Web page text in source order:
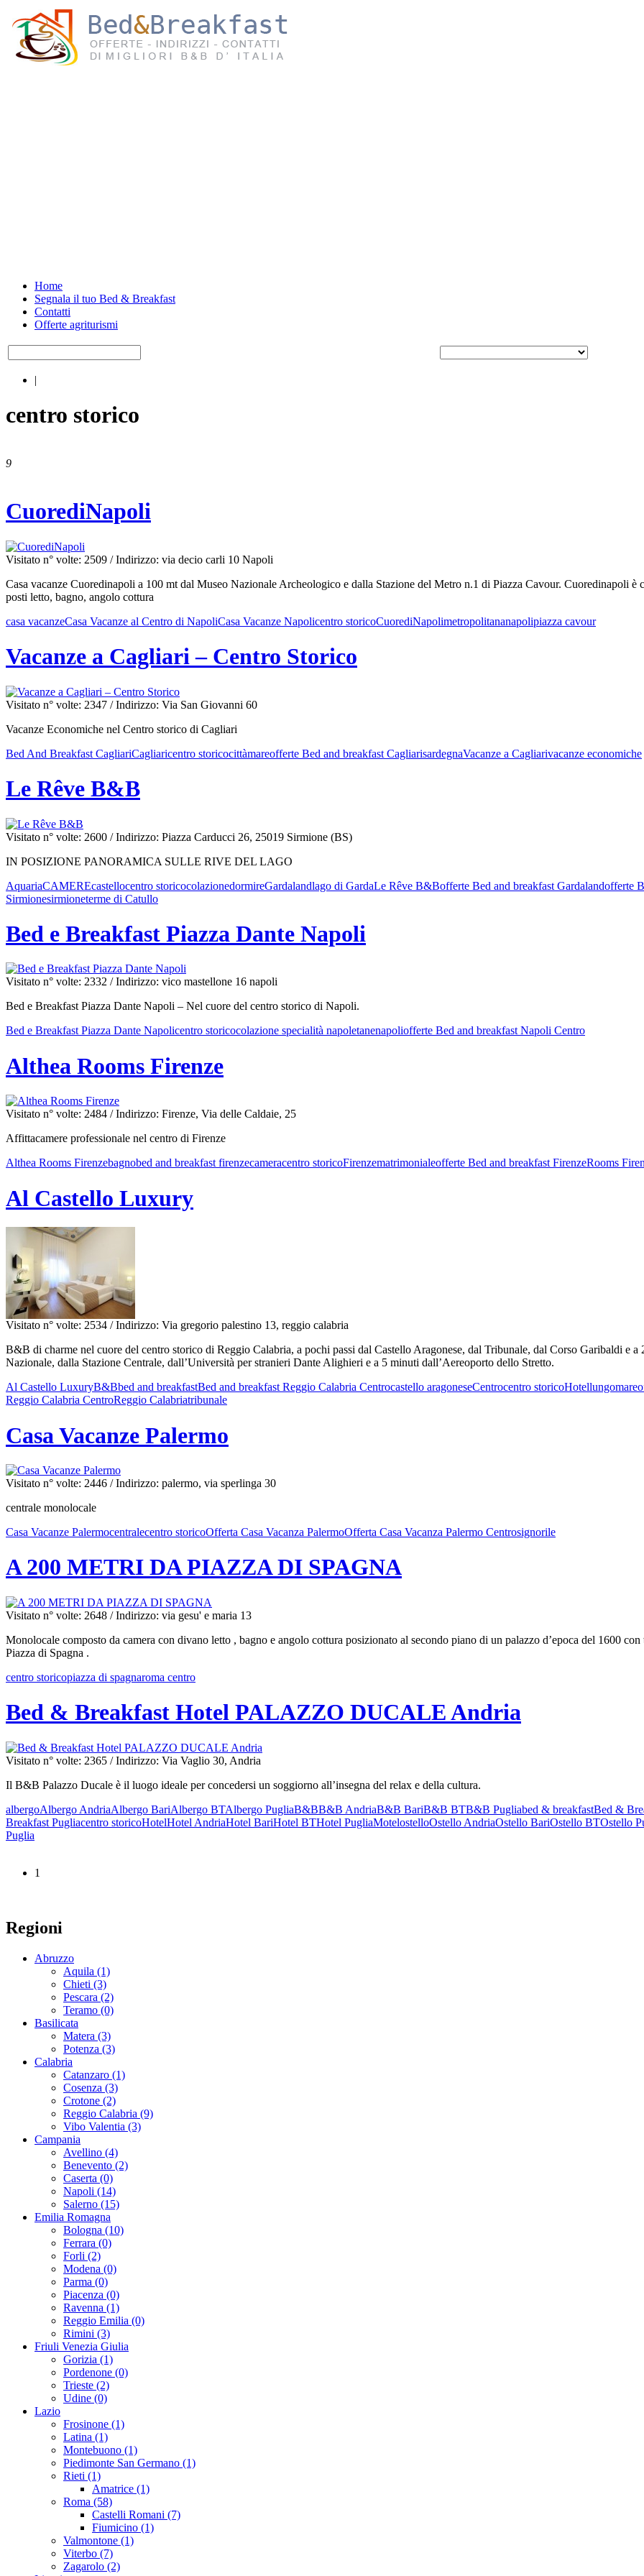
Home
Segnala il tuo Bed & Breakfast
Contatti
Offerte agriturismi
|
centro storico
9
CuorediNapoli
Visitato n° volte: 2509 / Indirizzo: via decio carli 10 Napoli
Casa vacanze Cuoredinapoli a 100 mt dal Museo Nazionale Archeologico e dalla Stazione del Metro n.1 di Piazza Cavour. Cuoredinapoli
posti letto, bagno, angolo cottura
casa vacanzeCasa Vacanze al Centro di NapoliCasa Vacanze Napolicentro storicoCuorediNapolimetropolitananapolipiazza cavour
Vacanze a Cagliari – Centro Storico
Visitato n° volte: 2347 / Indirizzo: Via San Giovanni 60
Vacanze Economiche nel Centro storico di Cagliari
Bed And Breakfast CagliariCagliaricentro storicocittàmareofferte Bed and breakfast CagliarisardegnaVacanze a Cagliarivacanze economiche
Le Rêve B&B
Visitato n° volte: 2600 / Indirizzo: Piazza Carducci 26, 25019 Sirmione (BS)
IN POSIZIONE PANORAMICA SULLE RIVE DEL LAGO
AquariaCAMEREcastellocentro storicocolazionedormireGardalandlago di GardaLe Rêve B&Bofferte Bed and breakfast Gardalandofferte
Sirmionesirmioneterme di Catullo
Bed e Breakfast Piazza Dante Napoli
Visitato n° volte: 2332 / Indirizzo: vico mastellone 16 napoli
Bed e Breakfast Piazza Dante Napoli – Nel cuore del centro storico di Napoli.
Bed e Breakfast Piazza Dante Napolicentro storicocolazione specialità napoletanenapoliofferte Bed and breakfast Napoli Centro
Althea Rooms Firenze
Visitato n° volte: 2484 / Indirizzo: Firenze, Via delle Caldaie, 25
Affittacamere professionale nel centro di Firenze
Althea Rooms Firenzebagnobed and breakfast firenzecameracentro storicoFirenzematrimonialeofferte Bed and breakfast FirenzeRooms
Al Castello Luxury
Visitato n° volte: 2534 / Indirizzo: Via gregorio palestino 13, reggio calabria
B&B di charme nel cuore del centro storico di Reggio Calabria, a pochi passi dal Castello Aragonese, dal Tribunale, dal Corso Garibaldi e
Nazionale, dalla Stazione Centrale, dall’Università per stranieri Dante Alighieri e a 5 minuti dall’Aereoporto dello Stretto.
Al Castello LuxuryB&Bbed and breakfastBed and breakfast Reggio Calabria Centrocastello aragoneseCentrocentro storicoHotellungomare
Reggio Calabria CentroReggio Calabriatribunale
Casa Vacanze Palermo
Visitato n° volte: 2446 / Indirizzo: palermo, via sperlinga 30
centrale monolocale
Casa Vacanze Palermocentralecentro storicoOfferta Casa Vacanza PalermoOfferta Casa Vacanza Palermo Centrosignorile
A 200 METRI DA PIAZZA DI SPAGNA
Visitato n° volte: 2648 / Indirizzo: via gesu' e maria 13
Monolocale composto da camera con divano letto , bagno e angolo cottura posizionato al secondo piano di un palazzo d’epoca del 1600
Piazza di Spagna .
centro storicopiazza di spagnaroma centro
Bed & Breakfast Hotel PALAZZO DUCALE Andria
Visitato n° volte: 2365 / Indirizzo: Via Vaglio 30, Andria
Il B&B Palazzo Ducale è il luogo ideale per concedersi un soggiorno all’insegna del relax e della cultura.
albergoAlbergo AndriaAlbergo BariAlbergo BTAlbergo PugliaB&BB&B AndriaB&B BariB&B BTB&B Pugliabed & breakfastBed &
Breakfast Pugliacentro storicoHotelHotel AndriaHotel BariHotel BTHotel PugliaMotelostelloOstello AndriaOstello BariOstello BTOstello
Puglia
1
Regioni
Abruzzo
Aquila (1)
Chieti (3)
Pescara (2)
Teramo (0)
Basilicata
Matera (3)
Potenza (3)
Calabria
Catanzaro (1)
Cosenza (3)
Crotone (2)
Reggio Calabria (9)
Vibo Valentia (3)
Campania
Avellino (4)
Benevento (2)
Caserta (0)
Napoli (14)
Salerno (15)
Emilia Romagna
Bologna (10)
Ferrara (0)
Forli (2)
Modena (0)
Parma (0)
Piacenza (0)
Ravenna (1)
Reggio Emilia (0)
Rimini (3)
Friuli Venezia Giulia
Gorizia (1)
Pordenone (0)
Trieste (2)
Udine (0)
Lazio
Frosinone (1)
Latina (1)
Montebuono (1)
Piedimonte San Germano (1)
Rieti (1)
Amatrice (1)
Roma (58)
Castelli Romani (7)
Fiumicino (1)
Valmontone (1)
Viterbo (7)
Zagarolo (2)